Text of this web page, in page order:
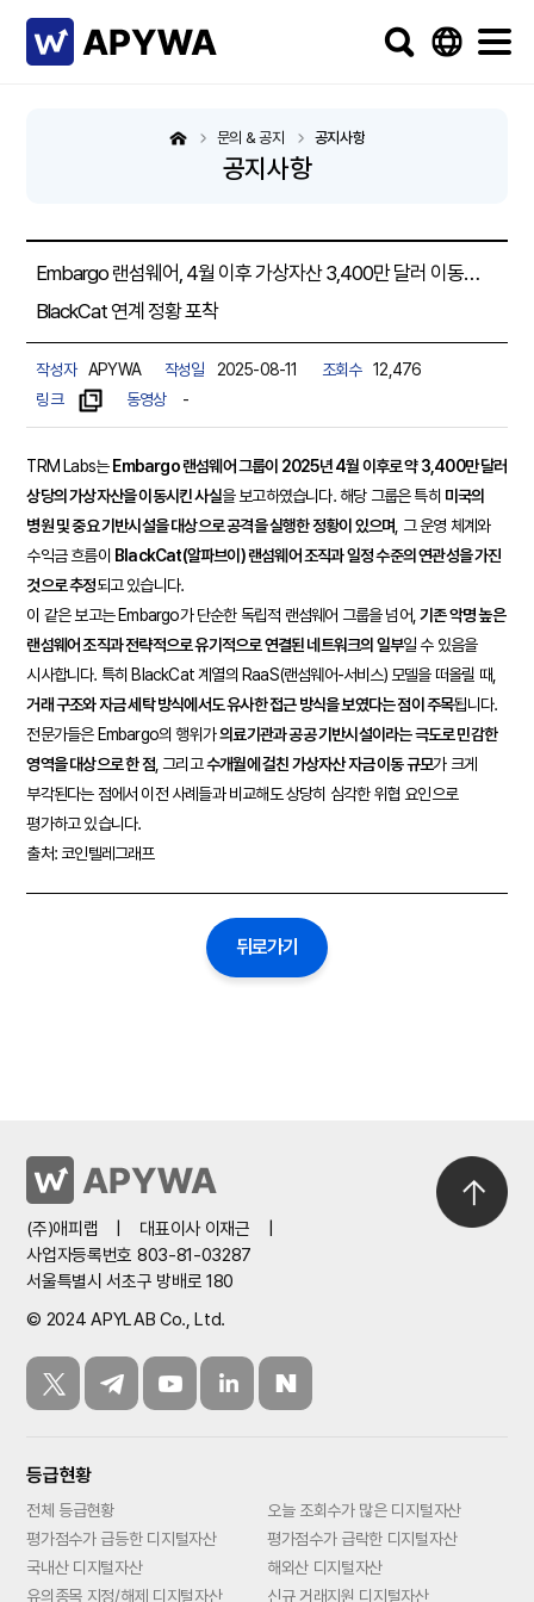
공지사항
문의 & 공지 공지사항
Embargo 랜섬웨어, 4월 이후 가상자산 3,400만 달러 이동…
BlackCat 연계 정황 포착
작성자 APYWA 작성일 2025-08-11 조회수
12,476
링크
동영상 -
TRM Labs는 Embargo 랜섬웨어 그룹이 2025년 4월 이후로 약 3,400만 달러
상당의 가상자산을 이동시킨 사실을 보고하였습니다. 해당 그룹은 특히 미국의
병원 및 중요 기반시설을 대상으로 공격을 실행한 정황이 있으며 , 그 운영 체계와
수익금 흐름이 BlackCat(알파브이) 랜섬웨어 조직과 일정 수준의 연관성을 가진
것으로 추정되고 있습니다.
이 같은 보고는 Embargo가 단순한 독립적 랜섬웨어 그룹을 넘어,기존 악명 높은
랜섬웨어 조직과 전략적으로 유기적으로 연결된 네트워크의 일부일 수 있음을
시사합니다. 특히 BlackCat 계열의 RaaS(랜섬웨어-서비스) 모델을 떠올릴 때,
거래 구조와 자금 세탁 방식에서도 유사한 접근 방식을 보였다는 점이 주목됩니다.
전문가들은 Embargo의 행위가의료기관과 공공 기반시설이라는 극도로 민감한
영역을 대상으로 한 점, 그리고수개월에 걸친 가상자산 자금 이동 규모가 크게
부각된다는 점에서 이전 사례들과 비교해도 상당히 심각한 위협 요인으로
평가하고 있습니다.
출처: 코인텔레그래프
뒤로가기
(주)애피랩 대표이사 이재근
사업자등록번호 803-81-03287
서울특별시 서초구 방배로 180
© 2024 APYLAB Co., Ltd.
등급현황
전체 등급현황
오늘 조회수가 많은 디지털자산
평가점수가 급등한 디지털자산
평가점수가 급락한 디지털자산
국내산 디지털자산
해외산 디지털자산
유의종목 지정/해제 디지털자산
신규 거래지원 디지털자산